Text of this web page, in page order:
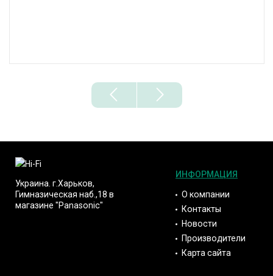
Украина. г.Харьков,
Гимназическая наб.,18 в
магазине "Panasonic"
ИНФОРМАЦИЯ
О компании
Контакты
Новости
Производители
Карта сайта